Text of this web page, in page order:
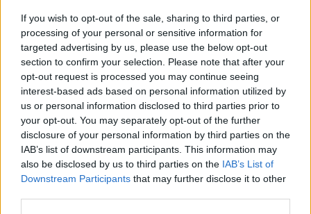
If you wish to opt-out of the sale, sharing to third parties, or
processing of your personal or sensitive information for
targeted advertising by us, please use the below opt-out
section to confirm your selection. Please note that after your
opt-out request is processed you may continue seeing
interest-based ads based on personal information utilized by
us or personal information disclosed to third parties prior to
your opt-out. You may separately opt-out of the further
disclosure of your personal information by third parties on the
IAB’s list of downstream participants. This information may
also be disclosed by us to third parties on the IAB’s List of
Downstream Participants that may further disclose it to other
quotidien.
Navigation
de
l’article
PUBLICATION PRÉCÉDENTE Publication
précédente :
Découvrez la chaîne de
magasins méconnue qui
vous fait économiser
encore plus sur vos
achats pour la maison
PUBLICATION SUIVANTE
Finlande : leur astuce à 2
€ pour se chauffer sans
radiateur